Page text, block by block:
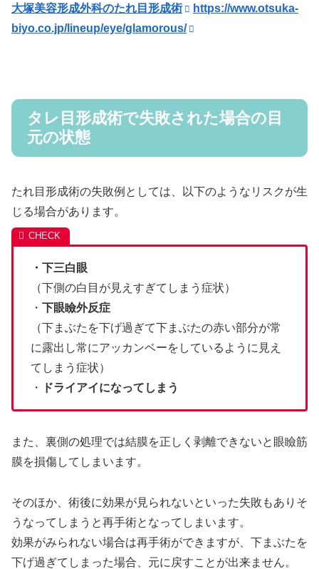
大塚美容形成外科のたれ目形成術
https://www.otsuka-
biyo.co.jp/lineup/eye/glamorous/
タレ目形成術で失敗された場合の目
元の状態
たれ目形成術の失敗例としては、以下のようなリスクが生
じる場合があります。
・下三白眼
（下側の白目が見えすぎてしまう症状）
・ 下眼瞼外反症
（下まぶたを下げ過ぎて下まぶたの赤い部分が常
に露出し常にアッカンベーをしているように見え
てしまう症状）
・
ドライアイになってしまう
また、裏側の処理では結膜を正しく剥離できないと眼瞼筋
膜を損傷してしまいます。
そのほか、術後に効果が見られないといった失敗もありそ
うなってしまうと再手術となってしまいます。
効果がみられない場合は再手術ができますが、下まぶたを
下げ過ぎてしまった場合、元に戻すことが出来ません。